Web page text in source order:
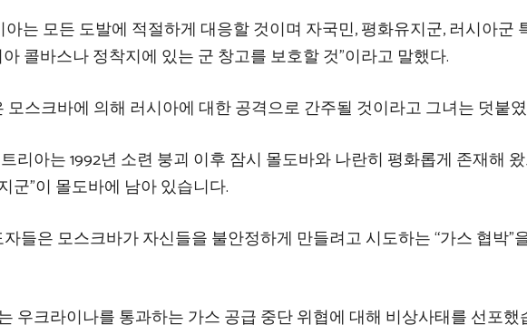
는 모든 도발에 적절하게 대응할 것이며 자국민, 평화유지군, 러시아군
콜바스나 정착지에 있는 군 창고를 보호할 것”이라고 말했다.
스크바에 의해 러시아에 대한 공격으로 간주될 것이라고 그녀는 덧붙
리아는 1992년 소련 붕괴 이후 잠시 몰도바와 나란히 평화롭게 존재해
군”이 몰도바에 남아 있습니다.
들은 모스크바가 자신들을 불안정하게 만들려고 시도하는 “가스 협박”
우크라이나를 통과하는 가스 공급 중단 위협에 대해 비상사태를 선포했